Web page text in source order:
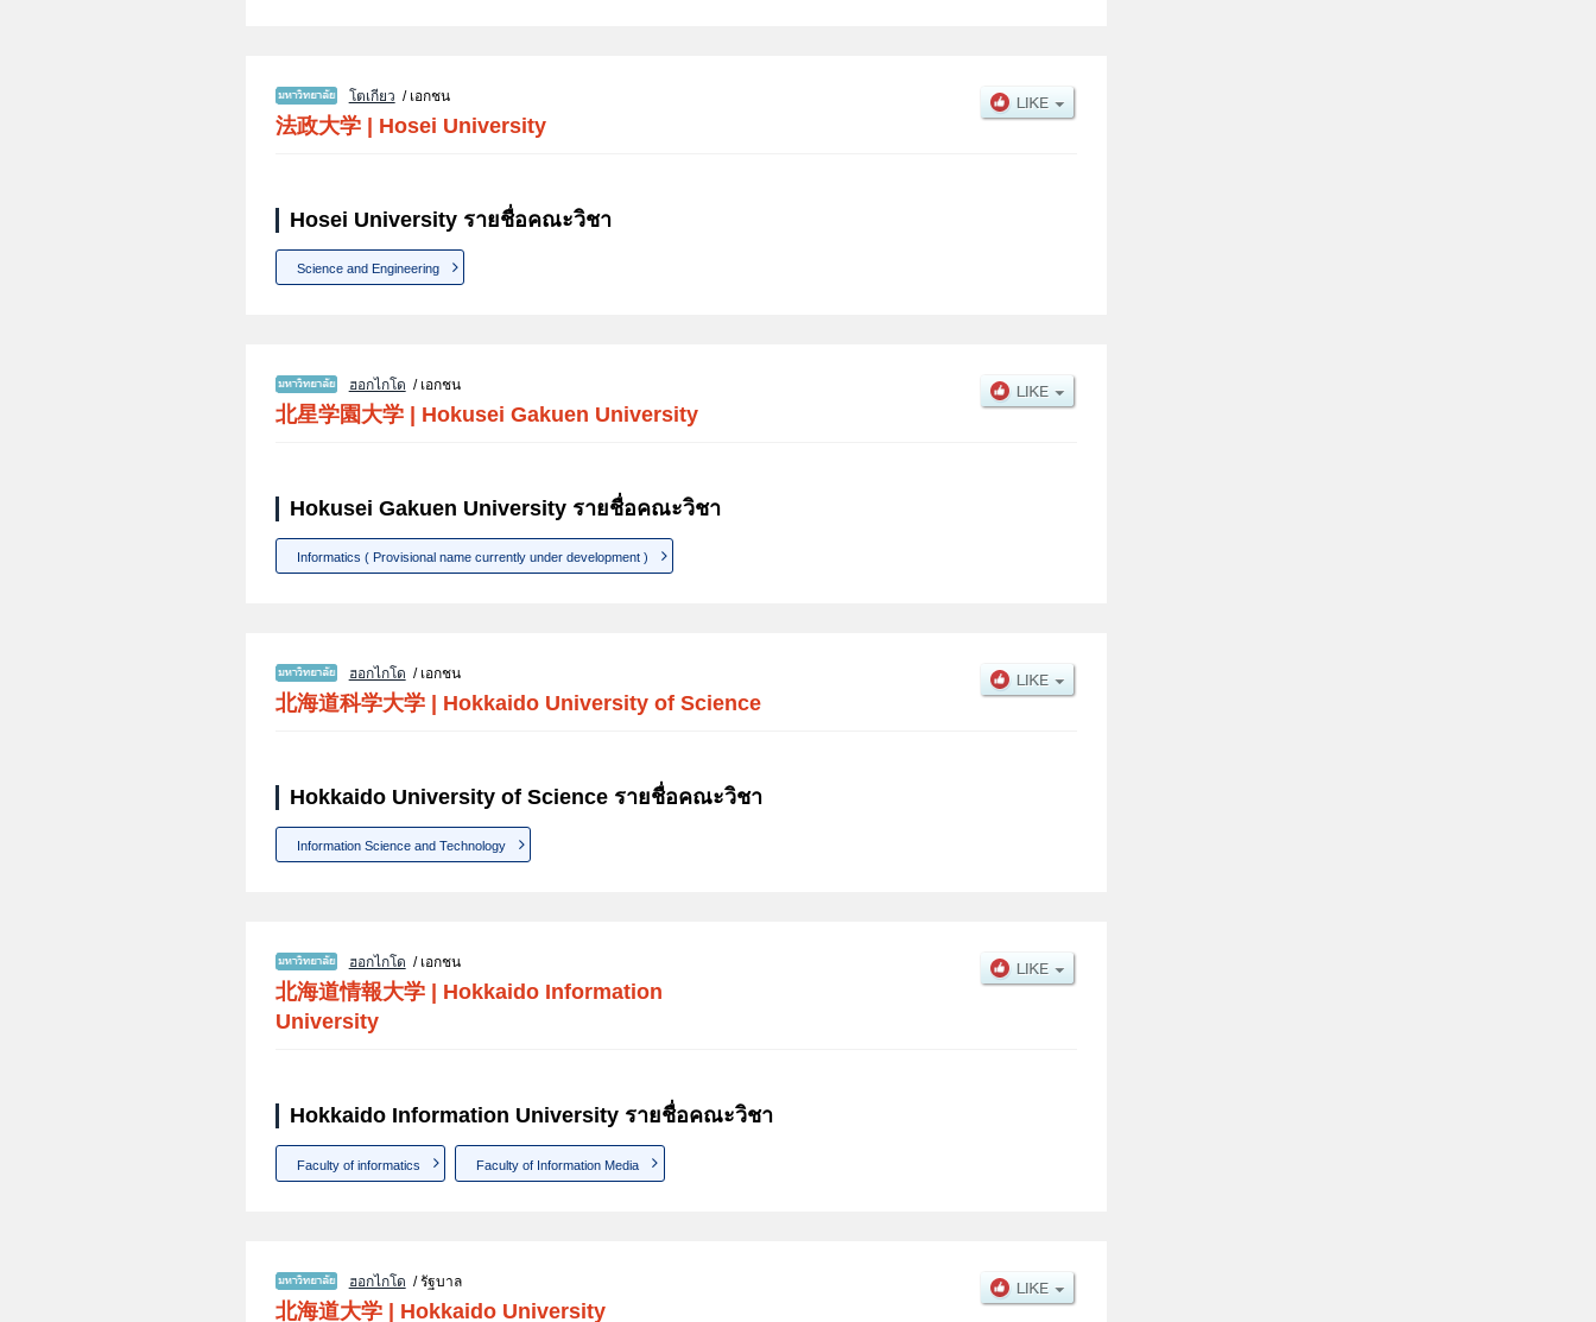
โตเกียว / เอกชน
法政大学 | Hosei University
Hosei University รายชื่อคณะวิชา
Science and Engineering
ฮอกไกโด / เอกชน
北星学園大学 | Hokusei Gakuen University
Hokusei Gakuen University รายชื่อคณะวิชา
Informatics ( Provisional name currently under development )
ฮอกไกโด / เอกชน
北海道科学大学 Hokkaido University of Science
Hokkaido University of Science รายชื่อคณะวิชา
Information Science and Technology
ฮอกไกโด / เอกชน
北海道情報大学
Hokkaido Information
University
Hokkaido Information University รายชื่อคณะวิชา
Faculty of informatics Faculty of Information Media
ฮอกไกโด / รัฐบาล
北海道大学 | Hokkaido University